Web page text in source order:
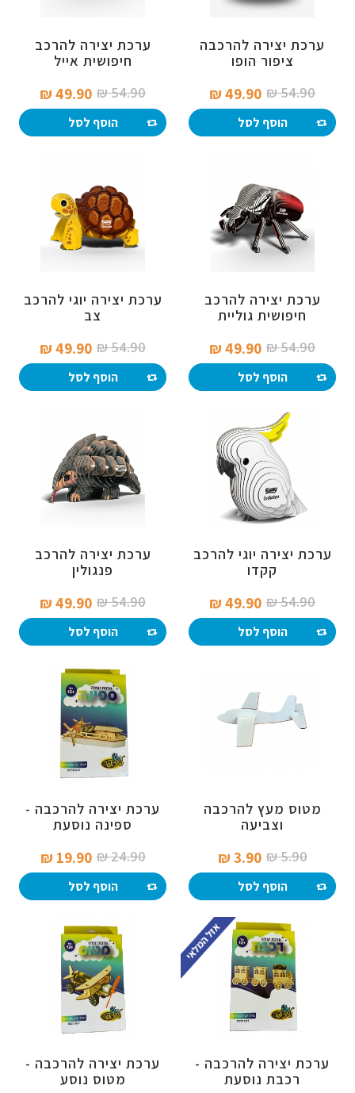
ערכת יצירה להרכבה
ציפור הופו
54.90 ₪‎
49.90 ₪‎
הוסף לסל
ערכת יצירה להרכב
חיפושית אייל
54.90 ₪‎
49.90 ₪‎
הוסף לסל
ערכת יצירה להרכב
חיפושית גוליית
54.90 ₪‎
49.90 ₪‎
הוסף לסל
ערכת יצירה יוגי להרכב
צב
54.90 ₪‎
49.90 ₪‎
הוסף לסל
ערכת יצירה יוגי להרכב
קקדו
54.90 ₪‎
49.90 ₪‎
הוסף לסל
ערכת יצירה להרכב
פנגולין
54.90 ₪‎
49.90 ₪‎
הוסף לסל
מטוס מעץ להרכבה
וצביעה
5.90 ₪‎
3.90 ₪‎
הוסף לסל
ערכת יצירה להרכבה -
ספינה נוסעת
24.90 ₪‎
19.90 ₪‎
הוסף לסל
ערכת יצירה להרכבה -
רכבת נוסעת
ערכת יצירה להרכבה -
מטוס נוסע